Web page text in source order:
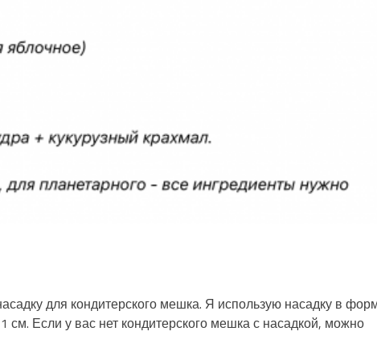
для кондитерского мешка. Я использую насадку в
Если у вас нет кондитерского мешка с насадкой, можно